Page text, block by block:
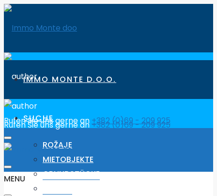
Rufen Sie uns gerne an+382 (0)69 - 209 925
IMMO MONTE D.O.O.
SUCHE
ROŽAJE
MIETOBJEKTE
GRUNDSTÜCKE
Rufen Sie uns gerne an +382 (0)69 - 209 925
MENU